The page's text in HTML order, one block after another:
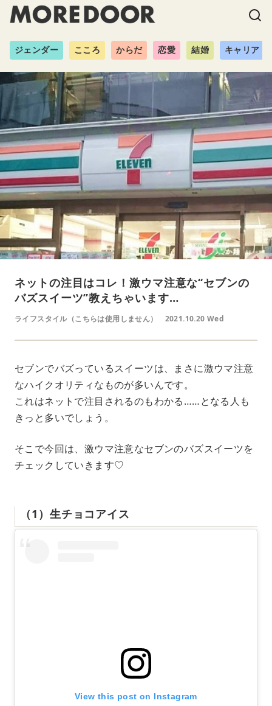
ジェンダー こころ からだ 恋愛 結婚 キャリア
ネットの注目はコレ！激ウマ注意な“セブンの
バズスイーツ”教えちゃいます…
ライフスタイル（こちらは使用しません） 2021.10.20 Wed
セブンでバズっているスイーツは、まさに激ウマ注意
なハイクオリティなものが多いんです。
これはネットで注目されるのもわかる……となる人も
きっと多いでしょう。
そこで今回は、激ウマ注意なセブンのバズスイーツを
チェックしていきます♡
（1）生チョコアイス
View this post on Instagram